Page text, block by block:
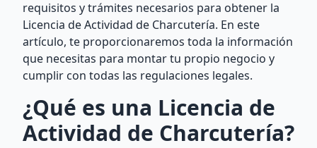
requisitos y trámites necesarios para obtener la
Licencia de Actividad de Charcutería. En este
artículo, te proporcionaremos toda la información
que necesitas para montar tu propio negocio y
cumplir con todas las regulaciones legales.
¿Qué es una Licencia de
Actividad de Charcutería?